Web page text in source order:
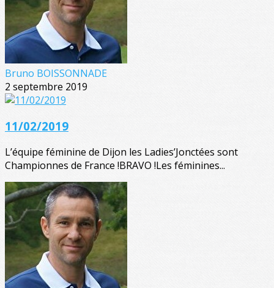
Bruno BOISSONNADE
2 septembre 2019
11/02/2019
L’équipe féminine de Dijon les Ladies’Jonctées sont
Championnes de France !BRAVO !Les féminines...